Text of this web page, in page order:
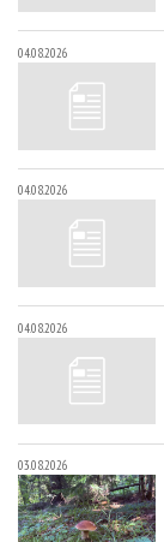
04.08.2026
04.08.2026
04.08.2026
03.08.2026